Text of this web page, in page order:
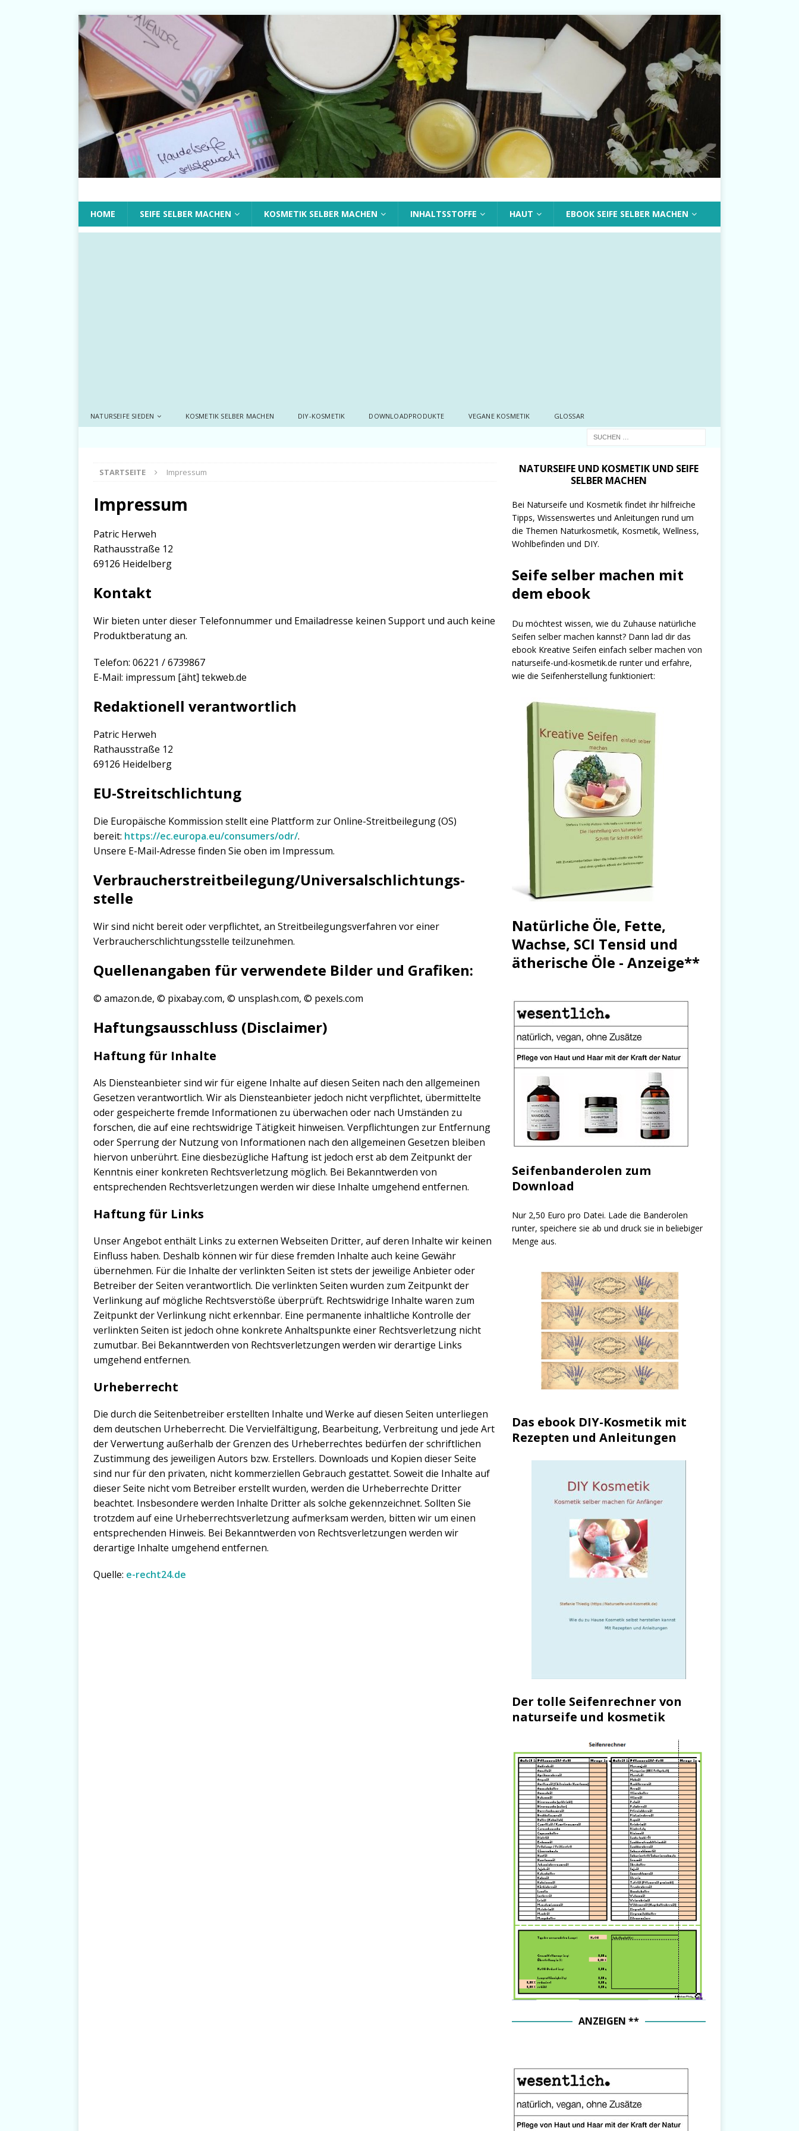
HOME SEIFE SELBER MACHEN KOSMETIK SELBER MACHEN INHALTSSTOFFE HAUT EBOOK SEIFE SELBER MACHEN
NATURSEIFE SIEDEN KOSMETIK SELBER MACHEN DIY-KOSMETIK DOWNLOADPRODUKTE VEGANE KOSMETIK GLOSSAR
STARTSEITE Impressum
Impressum
Patric Herweh
Rathausstraße 12
69126 Heidelberg
Kontakt
Wir bieten unter dieser Telefonnummer und Emailadresse keinen Support und auch keine
Produktberatung an.
Telefon: 06221 / 6739867
E-Mail: impressum [äht] tekweb.de
Redaktionell verantwortlich
Patric Herweh
Rathausstraße 12
69126 Heidelberg
EU-Streitschlichtung
Die Europäische Kommission stellt eine Plattform zur Online-Streitbeilegung (OS)
bereit: https://ec.europa.eu/consumers/odr/.
Unsere E-Mail-Adresse finden Sie oben im Impressum.
Verbraucher­streit­beilegung/Universal­schlichtungs­
stelle
Wir sind nicht bereit oder verpflichtet, an Streitbeilegungsverfahren vor einer
Verbraucherschlichtungsstelle teilzunehmen.
Quellenangaben für verwendete Bilder und Grafiken:
© amazon.de, © pixabay.com, © unsplash.com, © pexels.com
Haftungsausschluss (Disclaimer)
Haftung für Inhalte
Als Diensteanbieter sind wir für eigene Inhalte auf diesen Seiten nach den allgemeinen
Gesetzen verantwortlich. Wir als Diensteanbieter jedoch nicht verpflichtet, übermittelte
oder gespeicherte fremde Informationen zu überwachen oder nach Umständen zu
forschen, die auf eine rechtswidrige Tätigkeit hinweisen. Verpflichtungen zur Entfernung
oder Sperrung der Nutzung von Informationen nach den allgemeinen Gesetzen bleiben
hiervon unberührt. Eine diesbezügliche Haftung ist jedoch erst ab dem Zeitpunkt der
Kenntnis einer konkreten Rechtsverletzung möglich. Bei Bekanntwerden von
entsprechenden Rechtsverletzungen werden wir diese Inhalte umgehend entfernen.
Haftung für Links
Unser Angebot enthält Links zu externen Webseiten Dritter, auf deren Inhalte wir keinen
Einfluss haben. Deshalb können wir für diese fremden Inhalte auch keine Gewähr
übernehmen. Für die Inhalte der verlinkten Seiten ist stets der jeweilige Anbieter oder
Betreiber der Seiten verantwortlich. Die verlinkten Seiten wurden zum Zeitpunkt der
Verlinkung auf mögliche Rechtsverstöße überprüft. Rechtswidrige Inhalte waren zum
Zeitpunkt der Verlinkung nicht erkennbar. Eine permanente inhaltliche Kontrolle der
verlinkten Seiten ist jedoch ohne konkrete Anhaltspunkte einer Rechtsverletzung nicht
zumutbar. Bei Bekanntwerden von Rechtsverletzungen werden wir derartige Links
umgehend entfernen.
Urheberrecht
Die durch die Seitenbetreiber erstellten Inhalte und Werke auf diesen Seiten unterliegen
dem deutschen Urheberrecht. Die Vervielfältigung, Bearbeitung, Verbreitung und jede Art
der Verwertung außerhalb der Grenzen des Urheberrechtes bedürfen der schriftlichen
Zustimmung des jeweiligen Autors bzw. Erstellers. Downloads und Kopien dieser Seite
sind nur für den privaten, nicht kommerziellen Gebrauch gestattet. Soweit die Inhalte auf
dieser Seite nicht vom Betreiber erstellt wurden, werden die Urheberrechte Dritter
beachtet. Insbesondere werden Inhalte Dritter als solche gekennzeichnet. Sollten Sie
trotzdem auf eine Urheberrechtsverletzung aufmerksam werden, bitten wir um einen
entsprechenden Hinweis. Bei Bekanntwerden von Rechtsverletzungen werden wir
derartige Inhalte umgehend entfernen.
Quelle: e-recht24.de
NATURSEIFE UND KOSMETIK UND SEIFE
SELBER MACHEN
Bei Naturseife und Kosmetik findet ihr hilfreiche
Tipps, Wissenswertes und Anleitungen rund um
die Themen Naturkosmetik, Kosmetik, Wellness,
Wohlbefinden und DIY.
Seife selber machen mit
dem ebook
Du möchtest wissen, wie du Zuhause natürliche
Seifen selber machen kannst? Dann lad dir das
ebook Kreative Seifen einfach selber machen von
naturseife-und-kosmetik.de runter und erfahre,
wie die Seifenherstellung funktioniert:
Natürliche Öle, Fette,
Wachse, SCI Tensid und
ätherische Öle - Anzeige**
Seifenbanderolen zum
Download
Nur 2,50 Euro pro Datei. Lade die Banderolen
runter, speichere sie ab und druck sie in beliebiger
Menge aus.
Das ebook DIY-Kosmetik mit
Rezepten und Anleitungen
Der tolle Seifenrechner von
naturseife und kosmetik
ANZEIGEN **